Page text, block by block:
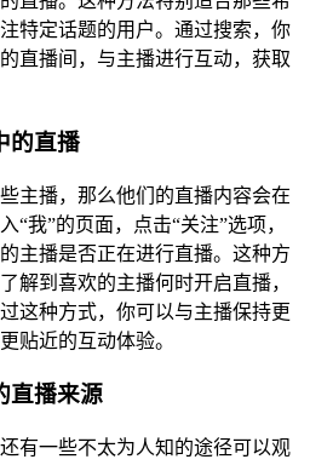
特定话题的用户。通过搜索，你
直播间，与主播进行互动，获取
的直播
主播，那么他们的直播内容会在
“我”的页面，点击“关注”选项，
主播是否正在进行直播。这种方
解到喜欢的主播何时开启直播，
这种方式，你可以与主播保持更
贴近的互动体验。
直播来源
有一些不太为人知的途径可以观